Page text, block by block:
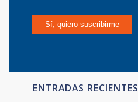
ENTRADAS RECIENTES